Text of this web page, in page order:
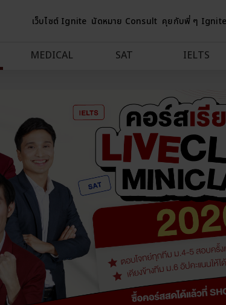
เว็บไซต์ Ignite นัดหมาย Consult คุยกับพี่ ๆ Ignite
MEDICAL SAT IELTS